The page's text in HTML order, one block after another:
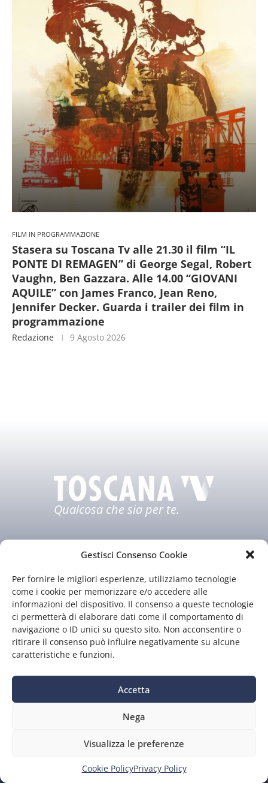
Gestisci Consenso Cookie
Per fornire le migliori esperienze, utilizziamo tecnologie
come i cookie per memorizzare e/o accedere alle
informazioni del dispositivo. Il consenso a queste tecnologie
ci permetterà di elaborare dati come il comportamento di
navigazione o ID unici su questo sito. Non acconsentire o
ritirare il consenso può influire negativamente su alcune
caratteristiche e funzioni.
Accetta
Nega
Visualizza le preferenze
Cookie PolicyPrivacy Policy
FILM IN PROGRAMMAZIONE
Stasera su Toscana Tv alle 21.30 il film “IL
PONTE DI REMAGEN” di George Segal, Robert
Vaughn, Ben Gazzara. Alle 14.00 “GIOVANI
AQUILE” con James Franco, Jean Reno,
Jennifer Decker. Guarda i trailer dei film in
programmazione
Redazione 9 Agosto 2026
Qualcosa che sia per te.
Chi siamo
Il nostro staff
Guida TV
Contatti
P.Iva 01549130977 – CF 00222070526 – Iscriz. al ROC n.13573
Testata giornalistica iscritta al Tribunale di Prato n.160/90 del